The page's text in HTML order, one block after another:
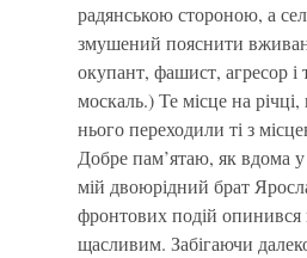
радянською стороною, а
змушений пояснити
окупант, фашист, агресор і
москаль.) Те місце на
нього переходили ті з
Добре пам’ятаю, як вдома
мій двоюрідний брат
фронтових подій опинився
щасливим. Забігаючи